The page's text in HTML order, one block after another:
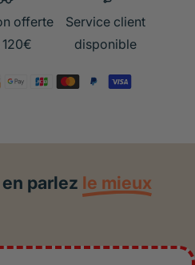
offerte
Service client
disponible
parlez le mieux